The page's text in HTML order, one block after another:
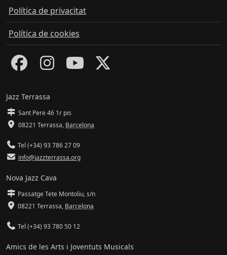
Política de privacitat
Política de cookies
Jazz Terrassa
Sant Pere 46 1r pis
08221 Terrassa, Barcelona
Tel (+34) 93 786 27 09
info@jazzterrassa.org
Nova Jazz Cava
Passatge Tete Montoliu, s/n
08221 Terrassa, Barcelona
Tel (+34) 93 780 50 12
Amics de les Arts i Joventuts Musicals